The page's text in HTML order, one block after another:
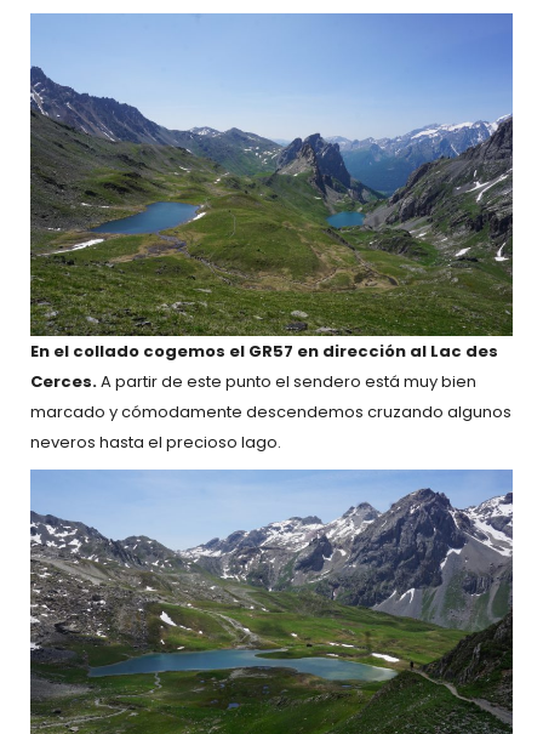
En el collado cogemos el GR57 en dirección al Lac des
Cerces.A partir de este punto el sendero está muy bien
marcado y cómodamente descendemos cruzando algunos
neveros hasta el precioso lago.